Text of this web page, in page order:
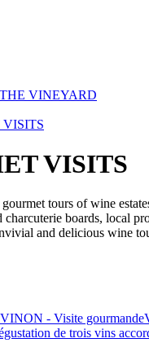
VINEYARD
VISITS
tours of wine
charcuterie boards, local
and delicious wine
- Visite gourmande
de trois vins